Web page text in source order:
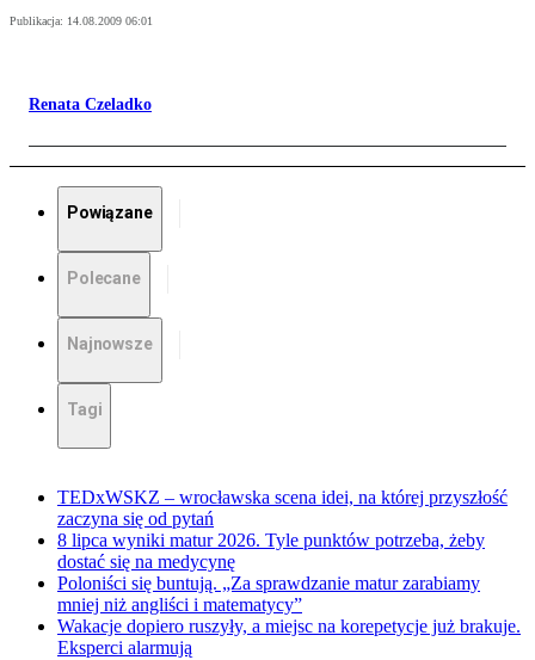
Publikacja: 14.08.2009 06:01
Renata Czeladko
Powiązane
Polecane
Najnowsze
Tagi
TEDxWSKZ – wrocławska scena idei, na której przyszłość
zaczyna się od pytań
8 lipca wyniki matur 2026. Tyle punktów potrzeba, żeby
dostać się na medycynę
Poloniści się buntują. „Za sprawdzanie matur zarabiamy
mniej niż angliści i matematycy”
Wakacje dopiero ruszyły, a miejsc na korepetycje już brakuje.
Eksperci alarmują